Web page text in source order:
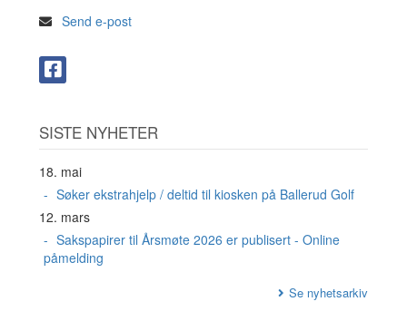
Send e-post
SISTE NYHETER
18. mai
Søker ekstrahjelp / deltid til kiosken på Ballerud Golf
12. mars
Sakspapirer til Årsmøte 2026 er publisert - Online
påmelding
Se nyhetsarkiv